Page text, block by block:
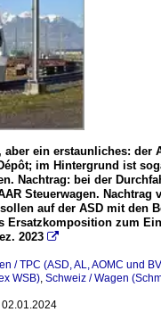
ein erstaunliches: der
im Hintergrund ist
Nachtrag: bei der
Steuerwagen. Nachtrag
auf der ASD mit den
Ersatzkomposition zum
2023 
/ TPC (ASD, AL, AOMC und
WSB) Schweiz / Wagen